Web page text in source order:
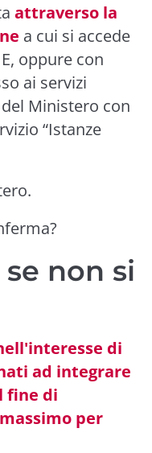
attraverso la
a cui si accede
oppure con
ai servizi
Ministero con
“Istanze
non si
di
ad integrare
fine di
per